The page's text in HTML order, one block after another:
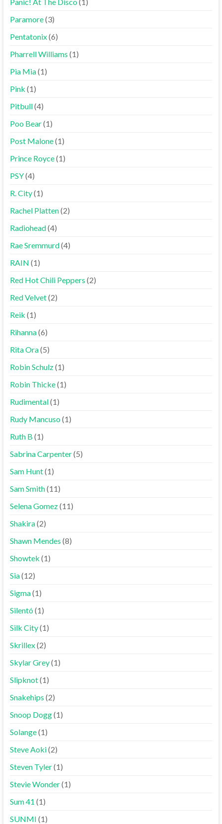
Paramore(3)
Pentatonix(6)
Pharrell Williams (1)
Pia Mia(1)
Pink (1)
Pitbull(4)
Poo Bear(1)
Post Malone(1)
Prince Royce(1)
PSY(4)
R. City(1)
Rachel Platten(2)
Radiohead(4)
Rae Sremmurd(4)
RAIN (1)
Red Hot Chili Peppers (2)
Red Velvet(2)
Reik (1)
Rihanna(6)
Rita Ora(5)
Robin Schulz(1)
Robin Thicke(1)
Rudimental(1)
Rudy Mancuso(1)
Ruth B (1)
Sabrina Carpenter(5)
Sam Hunt(1)
Sam Smith(11)
Selena Gomez(11)
Shakira(2)
Shawn Mendes (8)
Showtek (1)
Sia(12)
Sigma(1)
Silentó(1)
Silk City(1)
Skrillex(2)
Skylar Grey(1)
Slipknot(1)
Snakehips (2)
Snoop Dogg(1)
Solange(1)
Steve Aoki(2)
Steven Tyler(1)
Stevie Wonder(1)
Sum 41 (1)
SUNMI (1)